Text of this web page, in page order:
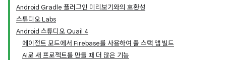
Android Gradle 플러그인 미리보기와의 호환성
스튜디오 Labs
Android 스튜디오 Quail 4
에이전트 모드에서 Firebase를 사용하여 풀 스택 앱 빌드
AI로 새 프로젝트를 만들 때 더 많은 기능